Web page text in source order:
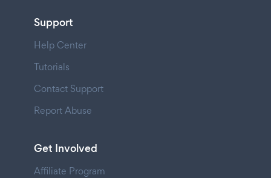
Support
Help Center
Tutorials
Contact Support
Report Abuse
Get Involved
Affiliate Program